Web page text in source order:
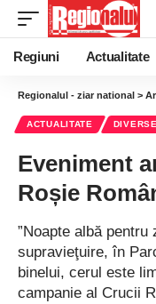
Regiuni Actualitate
Regionalul - ziar national >
ACTUALITATE DIVERSE
Eveniment
Roșie
”Noapte albă pentru
supravieţuire, în
binelui, cerul este
campanie al Crucii